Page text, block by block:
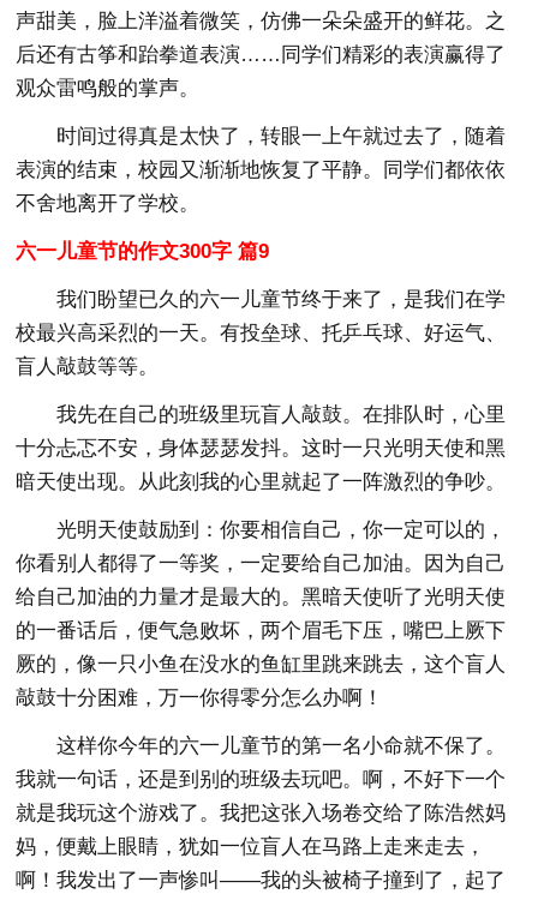
声甜美，脸上洋溢着微笑，仿佛一朵朵盛开的鲜花。之
后还有古筝和跆拳道表演……同学们精彩的表演赢得了
观众雷鸣般的掌声。
时间过得真是太快了，转眼一上午就过去了，随着
表演的结束，校园又渐渐地恢复了平静。同学们都依依
不舍地离开了学校。
六一儿童节的作文300字 篇9
我们盼望已久的六一儿童节终于来了，是我们在学
校最兴高采烈的一天。有投垒球、托乒乓球、好运气、
盲人敲鼓等等。
我先在自己的班级里玩盲人敲鼓。在排队时，心里
十分忐忑不安，身体瑟瑟发抖。这时一只光明天使和黑
暗天使出现。从此刻我的心里就起了一阵激烈的争吵。
光明天使鼓励到：你要相信自己，你一定可以的，
你看别人都得了一等奖，一定要给自己加油。因为自己
给自己加油的力量才是最大的。黑暗天使听了光明天使
的一番话后，便气急败坏，两个眉毛下压，嘴巴上厥下
厥的，像一只小鱼在没水的鱼缸里跳来跳去，这个盲人
敲鼓十分困难，万一你得零分怎么办啊！
这样你今年的六一儿童节的第一名小命就不保了。
我就一句话，还是到别的班级去玩吧。啊，不好下一个
就是我玩这个游戏了。我把这张入场卷交给了陈浩然妈
妈，便戴上眼睛，犹如一位盲人在马路上走来走去，
啊！我发出了一声惨叫——我的头被椅子撞到了，起了